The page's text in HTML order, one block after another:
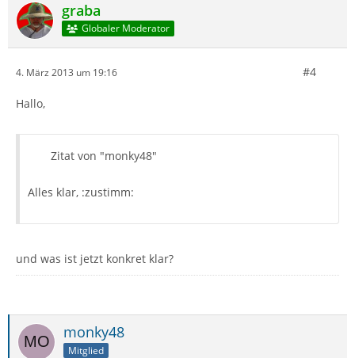
graba
Globaler Moderator
4. März 2013 um 19:16 #4
Hallo,
Zitat von "monky48"
Alles klar, :zustimm:
und was ist jetzt konkret klar?
monky48
Mitglied